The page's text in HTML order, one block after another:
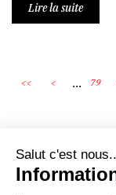
Lire la suite
<< < ... 79